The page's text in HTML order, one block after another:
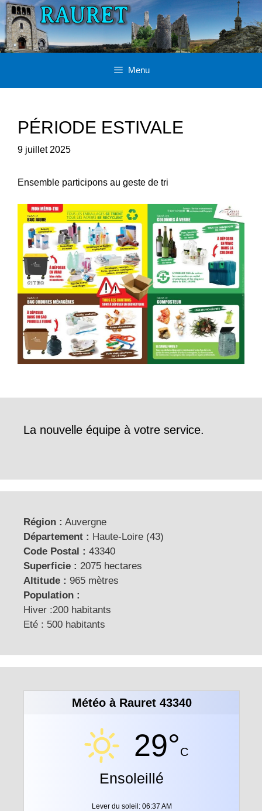
Aller
au
contenu
Menu
PÉRIODE ESTIVALE
9 juillet 2025
Ensemble participons au geste de tri
La nouvelle équipe à votre service.
Région : Auvergne
Département : Haute-Loire (43)
Code Postal : 43340
Superficie : 2075 hectares
Altitude : 965 mètres
Population :
Hiver :200 habitants
Eté : 500 habitants
Météo à Rauret 43340
29°C
Ensoleillé
Lever du soleil: 06:37 AM